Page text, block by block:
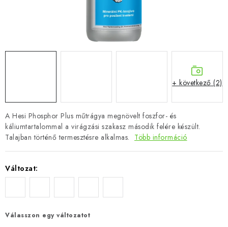
A Hesi Phosphor Plus műtrágya megnövelt foszfor- és
káliumtartalommal a virágzási szakasz második felére készült.
Talajban történő termesztésre alkalmas. Több információ
Változat:
Válasszon egy változatot
+ következő (2)